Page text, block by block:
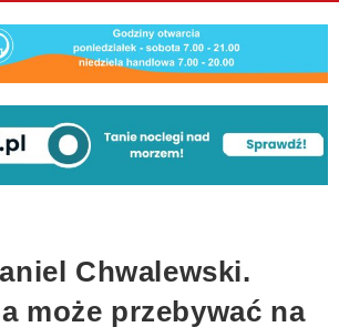
Chwalewski.
może przebywać na